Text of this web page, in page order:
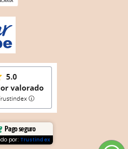
Pago seguro
por: Trustindex